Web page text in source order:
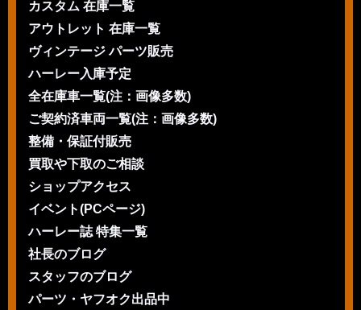
カスタム 在庫一覧
アウトレット 在庫一覧
ヴィンテージ パーツ販売
ハーレー入庫予定
全在庫車一覧(注：画像多数)
ご契約済車両一覧(注：画像多数)
整備・保証付販売
買取や下取のご相談
ショップアクセス
イベント(PCページ)
ハーレー誌 特集一覧
社長のブログ
スタッフのブログ
パーツ・ヤフオク出品中